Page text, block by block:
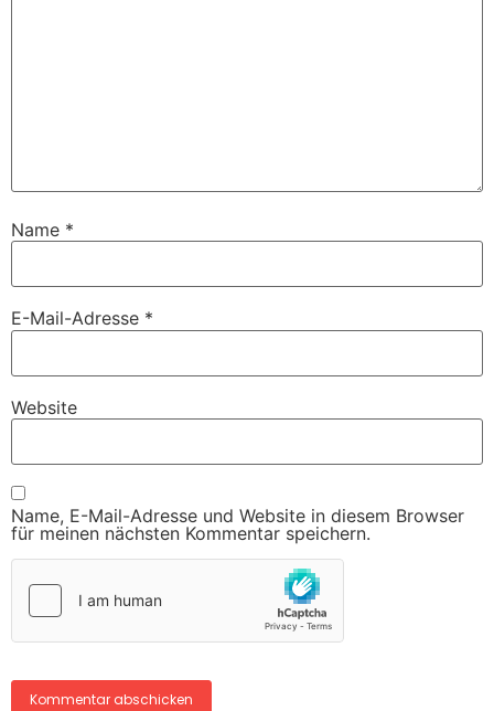
Name *
E-Mail-Adresse *
Website
Name, E-Mail-Adresse und Website in diesem Browser
für meinen nächsten Kommentar speichern.